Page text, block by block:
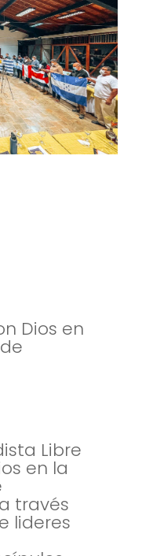
Dios en
Libre
en la
través
lideres